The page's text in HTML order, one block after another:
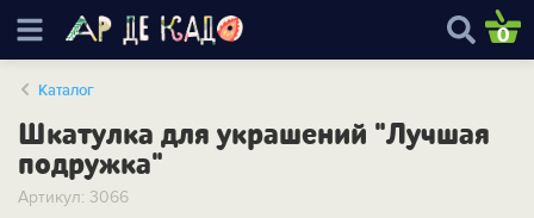
0
Каталог
Шкатулка для украшений "Лучшая
подружка"
Артикул: 3066